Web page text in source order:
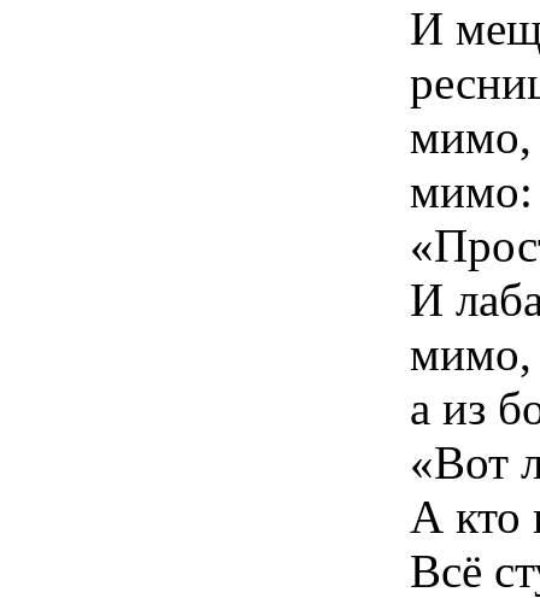
И
мимо,
мимо:
И
мимо,
а из
«Вот
А кто
Всё